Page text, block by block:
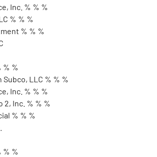
Inc. % % %
% % %
% % %
% %
LLC % % %
Inc. % % %
2, Inc. % % %
% % %
% %